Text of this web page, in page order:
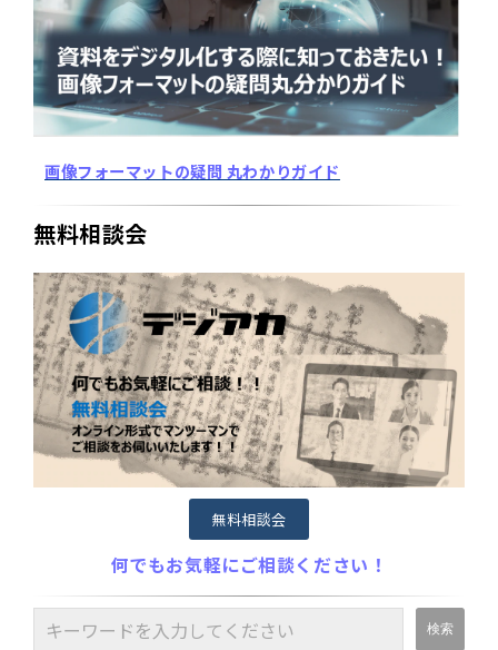
画像フォーマットの疑問 丸わかりガイド
無料相談会
無料相談会
何でもお気軽にご相談ください！